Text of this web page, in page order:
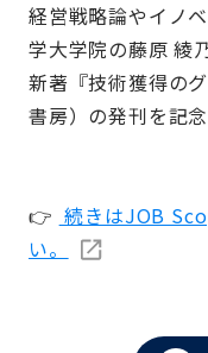
経営戦略論やイノ
学大学院の藤原 綾
新著『技術獲得の
書房）の発刊を記
👉 続きはJOB
い。